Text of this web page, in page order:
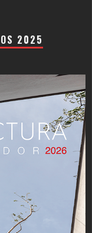
2025